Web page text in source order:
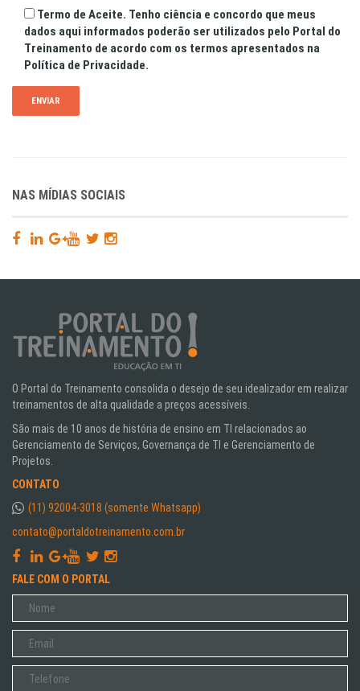
Termo de Aceite. Tenho ciência e concordo que meus
dados aqui informados poderão ser utilizados pelo Portal do
Treinamento de acordo com os termos apresentados na
Política de Privacidade.
NAS MÍDIAS SOCIAIS
O Portal do Treinamento consolida o desejo de seu idealizador em realizar
treinamentos de alta qualidade a preços acessíveis.
São mais de 10 anos de história de ensino em TI relacionados ao
Gerenciamento de Serviços, Governança de TI e Gerenciamento de
Projetos.
CONTATO
(11) 92004-3018 (somente Whatsapp)
contato@portaldotreinamento.com.br
FALE COM O PORTAL